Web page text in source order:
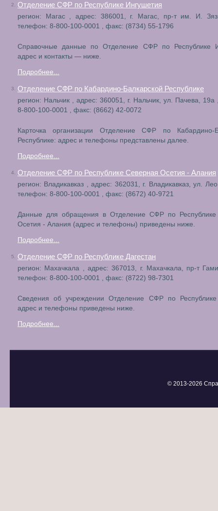
2. Отделение СФР по Республике Ингушетия
регион: Магас , адрес: 386001, г. Магас, пр-т им. И.
телефон: 8-800-100-0001 , факс: (8734) 55-1796
Справочные данные по Отделение СФР по Республике
адрес и контакты — ниже.
Подробнее...
3. Отделение СФР по Кабардино-Балкарской Республике
регион: Нальчик , адрес: 360051, г. Нальчик, ул. Пачева,
8-800-100-0001 , факс: (8662) 42-0072
Карточка организации Отделение СФР по Кабардино-
Республике: адрес и телефоны представлены далее.
Подробнее...
4. Отделение СФР по Республике Северная Осетия - Алания
регион: Владикавказ , адрес: 362031, г. Владикавказ, ул.
телефон: 8-800-100-0001 , факс: (8672) 40-9721
Данные для обращения в Отделение СФР по Республике
Осетия - Алания (адрес и телефоны) приведены ниже.
Подробнее...
5. Отделение СФР по Республике Дагестан
регион: Махачкала , адрес: 367013, г. Махачкала, пр-т
телефон: 8-800-100-0001 , факс: (8722) 98-7301
Сведения об учреждении Отделение СФР по Республике
адрес и телефоны приведены ниже.
Подробнее...
© 2013-2026